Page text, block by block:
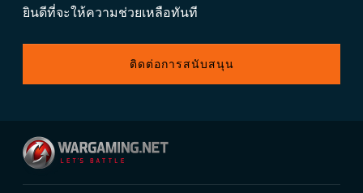
ยินดีที่จะให้ความช่วยเหลือทันที
ติดต่อการสนับสนุน